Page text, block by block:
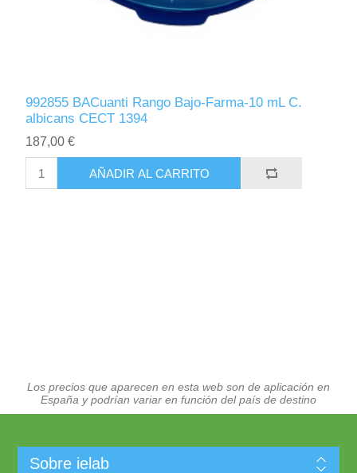
992855 BACuanti Rango Bajo-Farma-10 mL C.
albicans CECT 1394
187,00 €
AÑADIR AL CARRITO
Los precios que aparecen en esta web son de aplicación en
España y podrían variar en función del país de destino
Sobre ielab